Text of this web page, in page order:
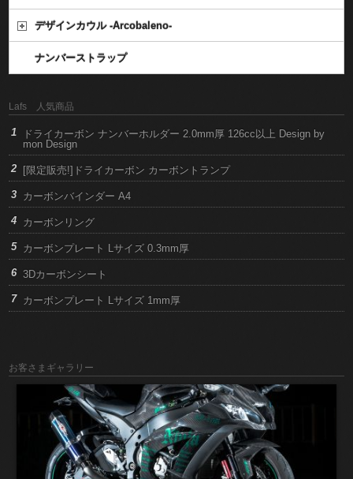
デザインカウル -Arcobaleno-
ナンバーストラップ
Lafs 人気商品
ドライカーボン ナンバーホルダー 2.0mm厚 126cc以上 Design by
mon Design
[限定販売!]ドライカーボン カーボントランプ
カーボンバインダー A4
カーボンリング
カーボンプレート Lサイズ 0.3mm厚
3Dカーボンシート
カーボンプレート Lサイズ 1mm厚
お客さまギャラリー